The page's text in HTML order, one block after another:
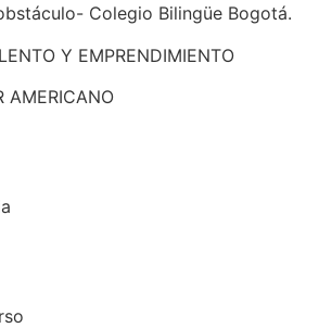
Colegio Bilingüe Bogotá.
Y EMPRENDIMIENTO
AMERICANO